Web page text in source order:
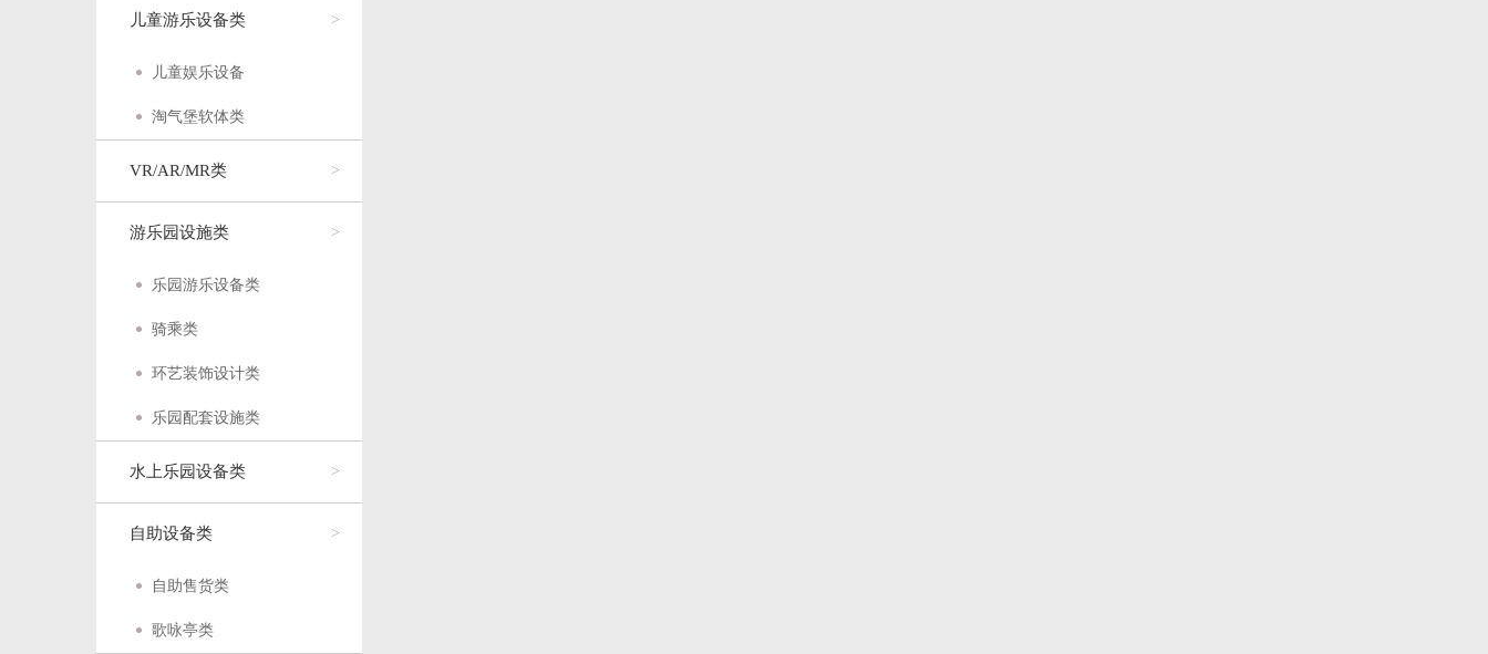
儿童游乐设备类
儿童娱乐设备
淘气堡软体类
VR/AR/MR类
游乐园设施类
乐园游乐设备类
骑乘类
环艺装饰设计类
乐园配套设施类
水上乐园设备类
自助设备类
自助售货类
歌咏亭类